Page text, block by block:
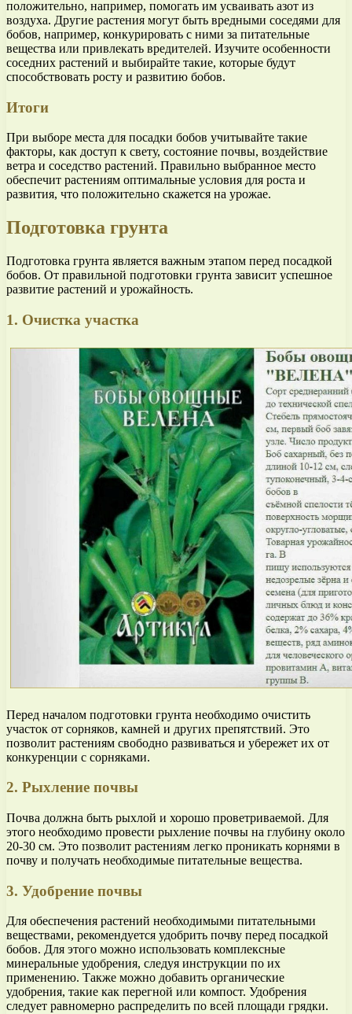
положительно, например, помогать им усваивать азот из
воздуха. Другие растения могут быть вредными соседями для
бобов, например, конкурировать с ними за питательные
вещества или привлекать вредителей. Изучите особенности
соседних растений и выбирайте такие, которые будут
способствовать росту и развитию бобов.
Итоги
При выборе места для посадки бобов учитывайте такие
факторы, как доступ к свету, состояние почвы, воздействие
ветра и соседство растений. Правильно выбранное место
обеспечит растениям оптимальные условия для роста и
развития, что положительно скажется на урожае.
Подготовка грунта
Подготовка грунта является важным этапом перед посадкой
бобов. От правильной подготовки грунта зависит успешное
развитие растений и урожайность.
1. Очистка участка
Перед началом подготовки грунта необходимо очистить
участок от сорняков, камней и других препятствий. Это
позволит растениям свободно развиваться и убережет их от
конкуренции с сорняками.
2. Рыхление почвы
Почва должна быть рыхлой и хорошо проветриваемой. Для
этого необходимо провести рыхление почвы на глубину около
20-30 см. Это позволит растениям легко проникать корнями в
почву и получать необходимые питательные вещества.
3. Удобрение почвы
Для обеспечения растений необходимыми питательными
веществами, рекомендуется удобрить почву перед посадкой
бобов. Для этого можно использовать комплексные
минеральные удобрения, следуя инструкции по их
применению. Также можно добавить органические
удобрения, такие как перегной или компост. Удобрения
следует равномерно распределить по всей площади грядки.